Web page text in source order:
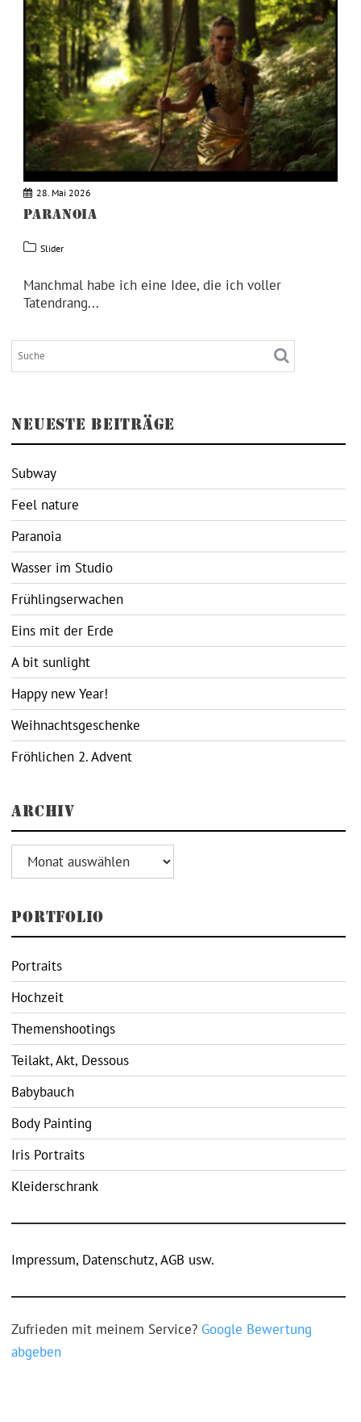
28. Mai 2026
PARANOIA
Slider
Manchmal habe ich eine Idee, die ich voller
Tatendrang...
NEUESTE BEITRÄGE
Subway
Feel nature
Paranoia
Wasser im Studio
Frühlingserwachen
Eins mit der Erde
A bit sunlight
Happy new Year!
Weihnachtsgeschenke
Fröhlichen 2. Advent
ARCHIV
Archiv
PORTFOLIO
Portraits
Hochzeit
Themenshootings
Teilakt, Akt, Dessous
Babybauch
Body Painting
Iris Portraits
Kleiderschrank
Impressum, Datenschutz, AGB usw.
Zufrieden mit meinem Service? Google Bewertung
abgeben